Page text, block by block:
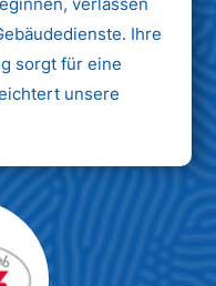
Ihre
sorgt für eine
unsere